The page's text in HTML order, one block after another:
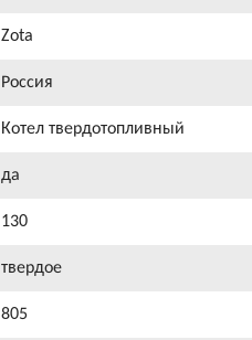
Zota
Россия
Котел твердотопливный
да
130
твердое
805